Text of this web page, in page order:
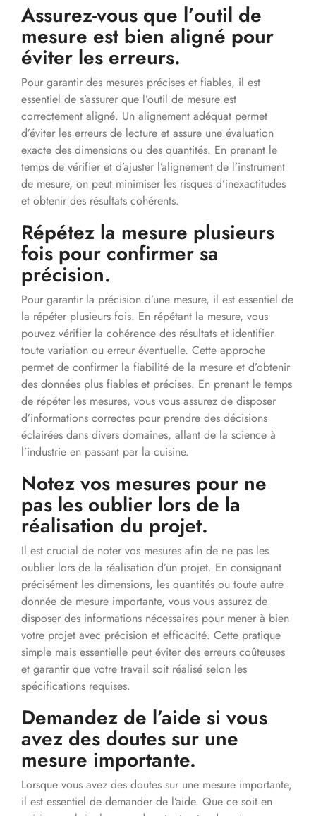
Assurez-vous que l’outil de
mesure est bien aligné pour
éviter les erreurs.
Pour garantir des mesures précises et fiables, il est
essentiel de s’assurer que l’outil de mesure est
correctement aligné. Un alignement adéquat permet
d’éviter les erreurs de lecture et assure une évaluation
exacte des dimensions ou des quantités. En prenant le
temps de vérifier et d’ajuster l’alignement de l’instrument
de mesure, on peut minimiser les risques d’inexactitudes
et obtenir des résultats cohérents.
Répétez la mesure plusieurs
fois pour confirmer sa
précision.
Pour garantir la précision d’une mesure, il est essentiel de
la répéter plusieurs fois. En répétant la mesure, vous
pouvez vérifier la cohérence des résultats et identifier
toute variation ou erreur éventuelle. Cette approche
permet de confirmer la fiabilité de la mesure et d’obtenir
des données plus fiables et précises. En prenant le temps
de répéter les mesures, vous vous assurez de disposer
d’informations correctes pour prendre des décisions
éclairées dans divers domaines, allant de la science à
l’industrie en passant par la cuisine.
Notez vos mesures pour ne
pas les oublier lors de la
réalisation du projet.
Il est crucial de noter vos mesures afin de ne pas les
oublier lors de la réalisation d’un projet. En consignant
précisément les dimensions, les quantités ou toute autre
donnée de mesure importante, vous vous assurez de
disposer des informations nécessaires pour mener à bien
votre projet avec précision et efficacité. Cette pratique
simple mais essentielle peut éviter des erreurs coûteuses
et garantir que votre travail soit réalisé selon les
spécifications requises.
Demandez de l’aide si vous
avez des doutes sur une
mesure importante.
Lorsque vous avez des doutes sur une mesure importante,
il est essentiel de demander de l’aide. Que ce soit en